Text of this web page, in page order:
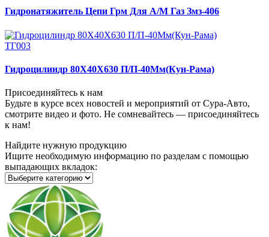
Гидронатяжитель Цепи Грм Для А/М Газ Змз-406
ТГ003
Гидроцилиндр 80Х40Х630 П/П-40Мм(Кун-Рама)
Присоединяйтесь к нам
Будьте в курсе всех новостей и мероприятий от Сура-Авто,
смотрите видео и фото. Не сомневайтесь — присоединяйтесь
к нам!
Найдите нужную продукцию
Ищите необходимую информацию по разделам с помощью
выпадающих вкладок: